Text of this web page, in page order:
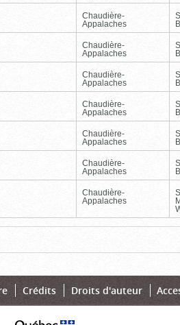
Chaudière-
Appalaches
Chaudière-
Appalaches
Chaudière-
Appalaches
Chaudière-
Appalaches
Chaudière-
Appalaches
Chaudière-
Appalaches
Chaudière-
Appalaches
Crédits Droits d'auteur